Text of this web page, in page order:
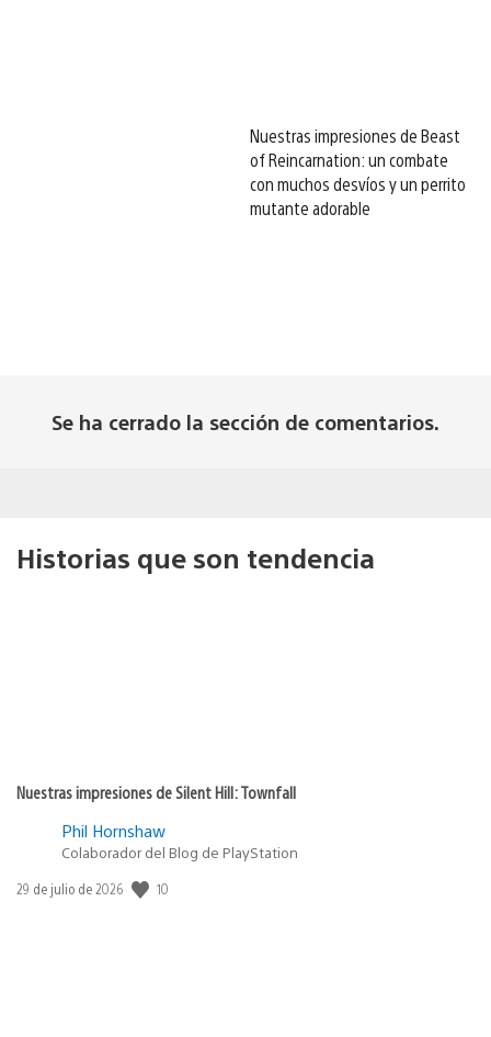
Nuestras impresiones de Beast
of Reincarnation: un combate
con muchos desvíos y un perrito
mutante adorable
Se ha cerrado la sección de comentarios.
Historias que son tendencia
Nuestras impresiones de Silent Hill: Townfall
Phil Hornshaw
Colaborador del Blog de PlayStation
Fecha
29 de julio de 2026 10